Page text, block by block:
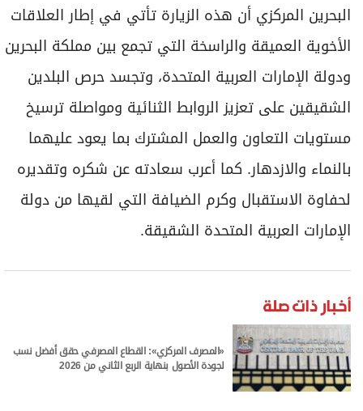
البحرين المركزي أن هذه الزيارة تأتي في إطار العلاقات
الأخوية العميقة والراسخة التي تجمع بين مملكة البحرين
ودولة الإمارات العربية المتحدة، وتجسد حرص البلدين
الشقيقين على تعزيز الروابط الثنائية ومواصلة ترسيخ
مستويات التعاون والعمل المشترك بما يعود عليهما
بالنماء والازدهار. كما أعرب سعادته عن شكره وتقديره
لحفاوة الاستقبال وكرم الضيافة التي لقيها من دولة
الإمارات العربية المتحدة الشقيقة.
أخبار ذات صلة
«المصرف المركزي»: القطاع المصرفي حقق أفضل نسب
لجودة الأصول بنهاية الربع الثاني من 2026